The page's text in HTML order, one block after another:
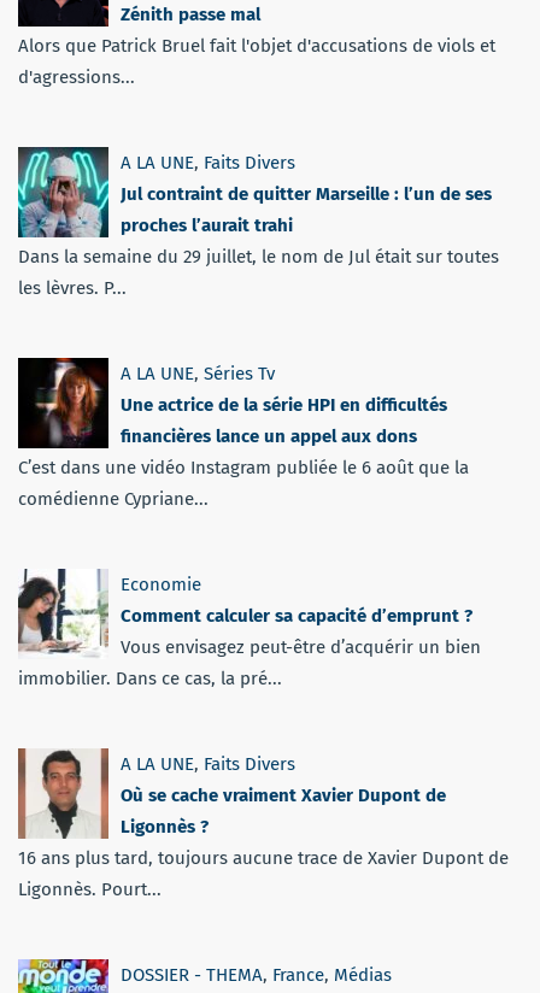
Zénith passe mal
Alors que Patrick Bruel fait l'objet d'accusations de viols et
d'agressions...
A LA UNE, Faits Divers
Jul contraint de quitter Marseille : l’un de ses
proches l’aurait trahi
Dans la semaine du 29 juillet, le nom de Jul était sur toutes
les lèvres. P...
A LA UNE, Séries Tv
Une actrice de la série HPI en difficultés
financières lance un appel aux dons
C’est dans une vidéo Instagram publiée le 6 août que la
comédienne Cypriane...
Economie
Comment calculer sa capacité d’emprunt ?
Vous envisagez peut-être d’acquérir un bien
immobilier. Dans ce cas, la pré...
A LA UNE, Faits Divers
Où se cache vraiment Xavier Dupont de
Ligonnès ?
16 ans plus tard, toujours aucune trace de Xavier Dupont de
Ligonnès. Pourt...
DOSSIER - THEMA, France, Médias